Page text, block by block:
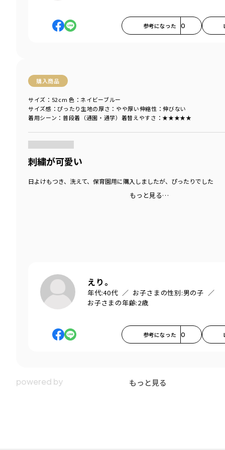
参考になった 0
購入商品
サイズ感 ：ぴったり 生地の厚さ ：やや厚い伸縮性 ：伸びない
着用シーン ：普段着（通園・通学） 着替えやすさ ：★★★★★
サイズ：52cm 色：ネイビーブルー
刺繍が可愛い
日よけもつき、洗えて、保育園用に購入しましたが、ぴったりでした
もっと見る…
えり。
年代:40代 お子さまの性別:男の子
お子さまの年齢:2歳
参考になった 0
もっと見る